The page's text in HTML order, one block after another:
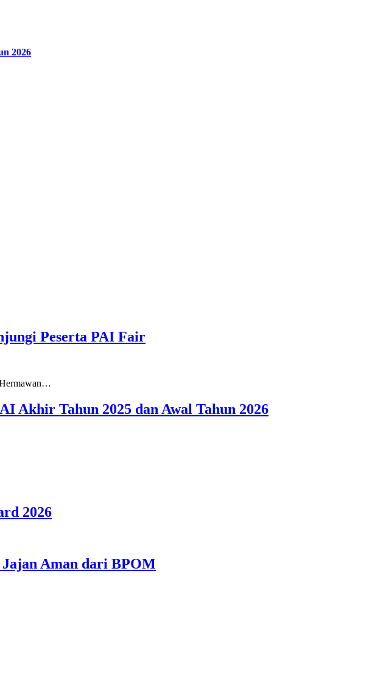
2026
Peserta PAI Fair
Hermawan…
Akhir Tahun 2025 dan Awal Tahun 2026
2026
Jajan Aman dari BPOM